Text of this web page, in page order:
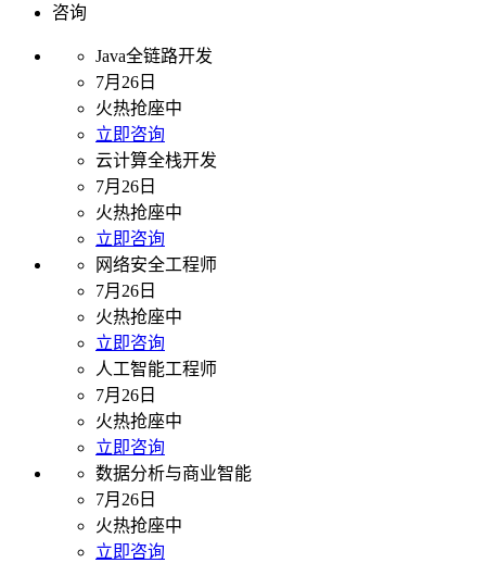
咨询
Java全链路开发
7月26日
火热抢座中
立即咨询
云计算全栈开发
7月26日
火热抢座中
立即咨询
网络安全工程师
7月26日
火热抢座中
立即咨询
人工智能工程师
7月26日
火热抢座中
立即咨询
数据分析与商业智能
7月26日
火热抢座中
立即咨询